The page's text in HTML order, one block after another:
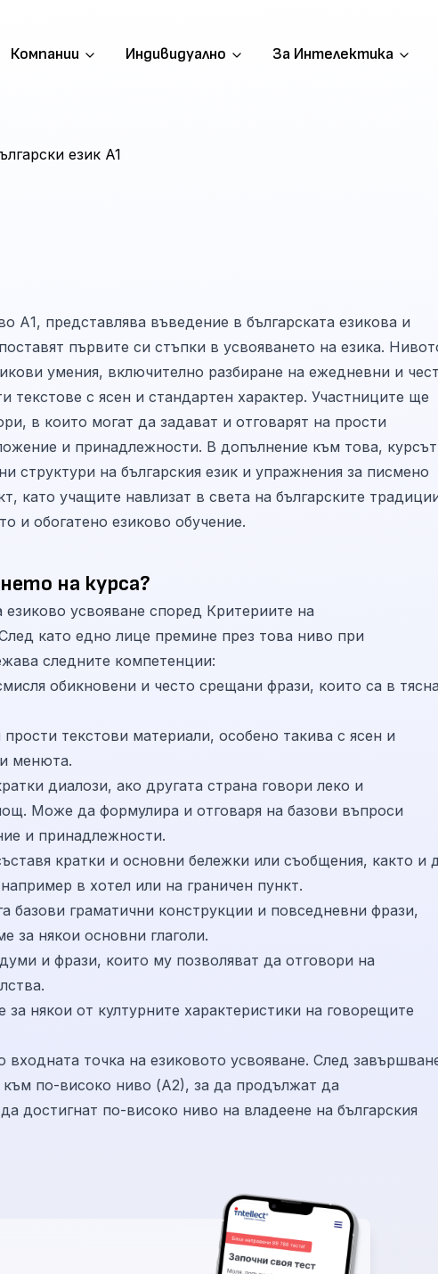
Компании Индивидуално За Интелектика
език A1
А1, представлява въведение в българската езикова и
първите си стъпки в усвояването на езика.
умения, включително разбиране на ежедневни и
текстове с ясен и стандартен характер. Участниците ще
в които могат да задават и отговарят на прости
и принадлежности. В допълнение към това, курсът
структури на българския език и упражнения за писмено
като учащите навлизат в света на българските
и обогатено езиково обучение.
на курса?
езиково усвояване според Критериите на
като едно лице премине през това ниво при
следните компетенции:
обикновени и често срещани фрази, които са в
текстови материали, особено такива с ясен и
менюта.
диалози, ако другата страна говори леко и
Може да формулира и отговаря на базови въпроси
и принадлежности.
кратки и основни бележки или съобщения, както и
в хотел или на граничен пункт.
базови граматични конструкции и повседневни фрази,
за някои основни глаголи.
и фрази, които му позволяват да отговори на
за някои от културните характеристики на говорещите
входната точка на езиковото усвояване. След
по-високо ниво (А2), за да продължат да
достигнат по-високо ниво на владеене на българския